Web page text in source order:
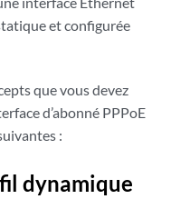
et configurée
que vous devez
d’abonné PPPoE
:
dynamique